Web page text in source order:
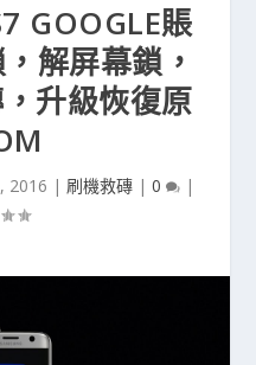
GOOGLE賬
解屏幕鎖，
升級恢復原
2016 | 刷機救磚| 0 |